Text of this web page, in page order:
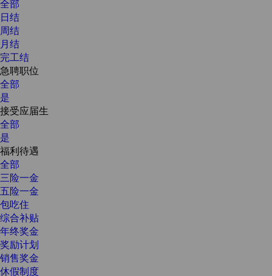
全部
日结
周结
月结
完工结
急聘职位
全部
是
接受应届生
全部
是
福利待遇
全部
三险一金
五险一金
包吃住
综合补贴
年终奖金
奖励计划
销售奖金
休假制度